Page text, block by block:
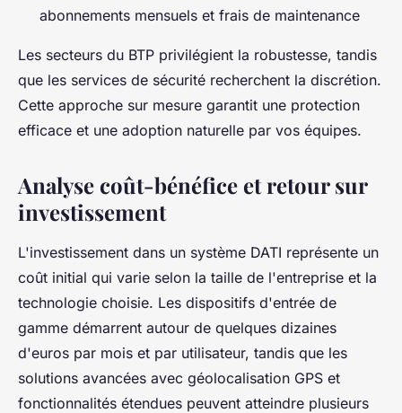
abonnements mensuels et frais de maintenance
Les secteurs du BTP privilégient la robustesse, tandis
que les services de sécurité recherchent la discrétion.
Cette approche sur mesure garantit une protection
efficace et une adoption naturelle par vos équipes.
Analyse coût-bénéfice et retour sur
investissement
L'investissement dans un système DATI représente un
coût initial qui varie selon la taille de l'entreprise et la
technologie choisie. Les dispositifs d'entrée de
gamme démarrent autour de quelques dizaines
d'euros par mois et par utilisateur, tandis que les
solutions avancées avec géolocalisation GPS et
fonctionnalités étendues peuvent atteindre plusieurs